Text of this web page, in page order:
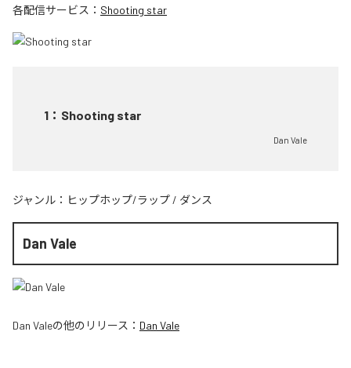
各配信サービス： Shooting star
1 ： Shooting star
Dan Vale
ジャンル： ヒップホップ/ラップ / ダンス
Dan Vale
Dan Valeの他のリリース： Dan Vale